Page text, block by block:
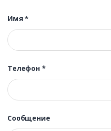
Имя*
Телефон *
Сообщение